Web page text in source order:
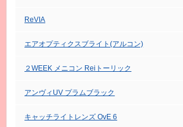
ReVIA
エアオプティクスブライト(アルコン)
２WEEK メニコン Reiトーリック
アンヴィUV プラムブラック
キャッチライトレンズ OvE 6